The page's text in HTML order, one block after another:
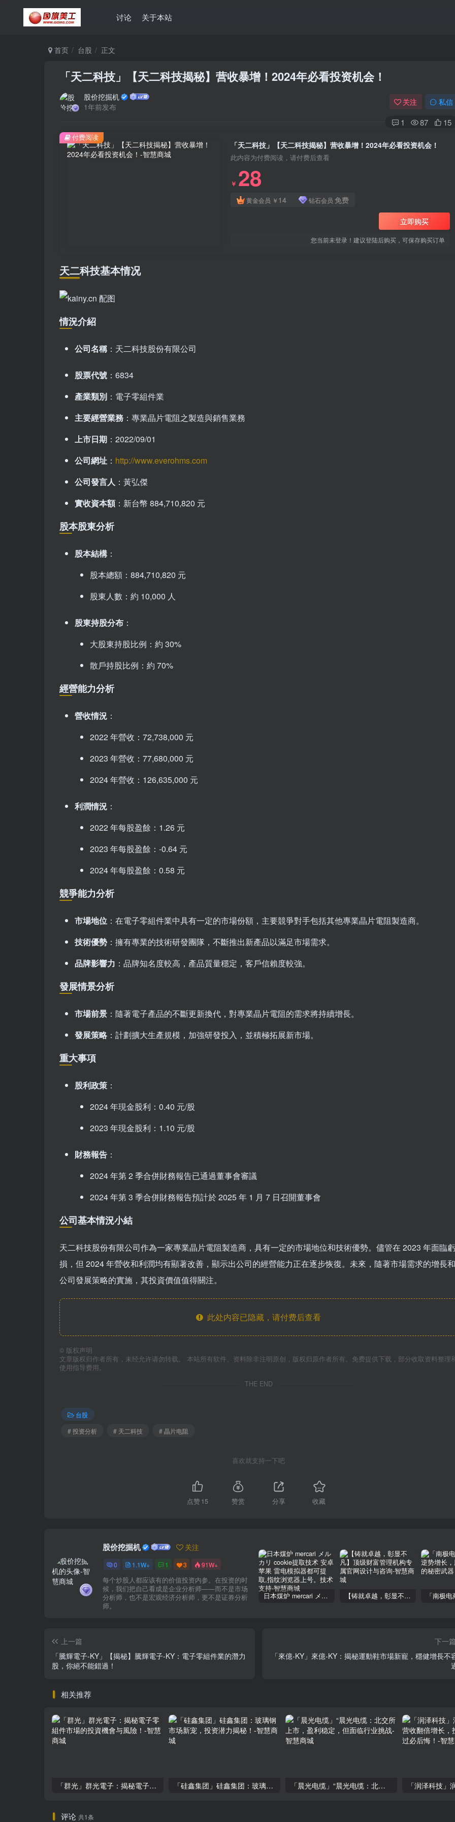
讨论 关于本站
首页 台股 正文
「天二科技」【天二科技揭秘】营收暴增！2024年必看投资机会！
股价挖掘机
1年前发布
关注 私信
1 87 15
「天二科技」【天二科技揭秘】营收暴增！2024年必看投资机会！
此内容为付费阅读，请付费后查看
￥ 28
黄金会员 ￥ 14 钻石会员 免费
立即购买
您当前未登录！建议登陆后购买，可保存购买订单
付费阅读
天二科技基本情况
情況介紹
公司名稱 ：天二科技股份有限公司
股票代號 ：6834
產業類別 ：電子零組件業
主要經營業務 ：專業晶片電阻之製造與銷售業務
上市日期 ：2022/09/01
公司網址 ： http://www.everohms.com
公司發言人 ：黃弘傑
實收資本額：新台幣 884,710,820 元
股本股東分析
股本結構 ：
股本總額：884,710,820 元
股東人數：約 10,000 人
股東持股分布 ：
大股東持股比例：約 30%
散戶持股比例：約 70%
經營能力分析
營收情況 ：
2022 年營收：72,738,000 元
2023 年營收：77,680,000 元
2024 年營收：126,635,000 元
利潤情況 ：
2022 年每股盈餘：1.26 元
2023 年每股盈餘：-0.64 元
2024 年每股盈餘：0.58 元
競爭能力分析
市場地位 ：在電子零組件業中具有一定的市場份額，主要競爭對手包括其他專業晶片電阻製造商。
技術優勢 ：擁有專業的技術研發團隊，不斷推出新產品以滿足市場需求。
品牌影響力 ：品牌知名度較高，產品質量穩定，客戶信賴度較強。
發展情景分析
市場前景 ：隨著電子產品的不斷更新換代，對專業晶片電阻的需求將持續增長。
發展策略 ：計劃擴大生產規模，加強研發投入，並積極拓展新市場。
重大事項
股利政策 ：
2024 年現金股利：0.40 元/股
2023 年現金股利：1.10 元/股
財務報告 ：
2024 年第 2 季合併財務報告已通過董事會審議
2024 年第 3 季合併財務報告預計於 2025 年 1 月 7 日召開董事會
公司基本情況小結
天二科技股份有限公司作為一家專業晶片電阻製造商，具有一定的市場地位和技術優勢。儘管在 2023 年面臨虧
損，但 2024 年營收和利潤均有顯著改善，顯示出公司的經營能力正在逐步恢復。未來，隨著市場需求的增長和
公司發展策略的實施，其投資價值值得關注。
此处内容已隐藏，请付费后查看
© 版权声明
文章版权归作者所有，未经允许请勿转载。 本站所有软件、资料除非注明原创，版权归原作者所有。免费提供下载，部分收取资料整理
使用指导费用。
THE END
台股
# 投资分析
# 天二科技 # 晶片电阻
喜欢就支持一下吧
点赞15 赞赏 分享 收藏
股价挖掘机 关注
0 1.1W+ 1 3 91W+
每个炒股人都应该有的价值投资内参。在投资的时
候，我们把自己看成是企业分析师——而不是市场
分析师，也不是宏观经济分析师，更不是证券分析
师。
日本煤炉 mercari メルカリ cookie提取技术 安卓 苹果 雷电模拟器都可提取,指纹浏览器上号。技术支持 【铸就卓越，彰显不凡】顶级财富管理机构专属官网设计与咨询
上一篇
「騰輝電子-KY」【揭秘】騰輝電子-KY：電子零組件業的潛力
股，你絕不能錯過！
下一篇
「來億-KY」來億-KY：揭秘運動鞋市場新寵，穩健增長不
相关推荐
「群光」群光電子：揭秘電子零組件市場的投資機會与風險！ 「硅鑫集团」硅鑫集团：玻璃钢市场新宠，投资潜力揭秘！ 「晨光电缆」“晨光电缆：北交所上市，盈利稳定，但面临行业挑战
评论 共1条